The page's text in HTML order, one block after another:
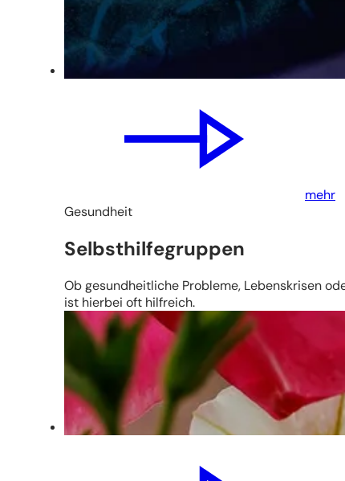
mehr
Gesundheit
Selbsthilfegruppen
Ob gesundheitliche Probleme, Lebenskrisen
ist hierbei oft hilfreich.